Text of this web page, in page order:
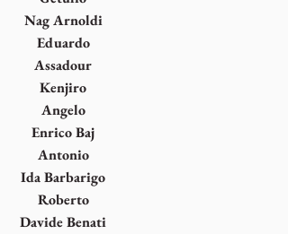
Alviani
Nag Arnoldi
Eduardo
Arroyo
Assadour
Harutyuni
Bezdikyan
Kenjiro
Azuma
Angelo
Bagnasco
Enrico Baj
Antonio
Bandirali
Ida Barbarigo
Roberto
Barni
Davide Benati